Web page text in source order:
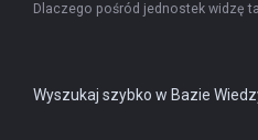
Dlaczego pośród jednostek widzę
Wyszukaj szybko w Bazie